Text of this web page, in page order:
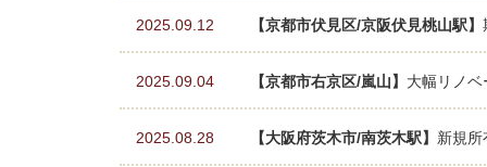
2025.09.12 【京都市伏見区/京阪伏見桃山駅】
2025.09.04 【京都市右京区/嵐山】 大幅リノ
2025.08.28 【大阪府茨木市/南茨木駅】 新規